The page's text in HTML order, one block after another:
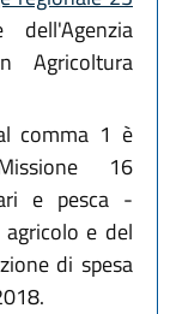
dell'Agenzia
Agricoltura
comma 1 è
16
e pesca -
e del
di spesa